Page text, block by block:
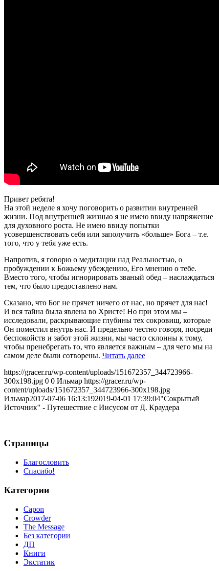
Привет ребята!
На этой неделе я хочу поговорить о развитии внутренней
жизни. Под внутренней жизнью я не имею ввиду напряжение
для духовного роста. Не имею ввиду попытки
усовершенствовать себя или заполучить «больше» Бога – т.е.
того, что у тебя уже есть.
Напротив, я говорю о медитации над Реальностью, о
пробуждении к Божьему убеждению, Его мнению о тебе.
Вместо того, чтобы игнорировать званый обед – наслаждаться
тем, что было предоставлено нам.
Сказано, что Бог не прячет ничего от нас, но прячет для нас!
И вся тайна была явлена во Христе! Но при этом мы –
исследовали, раскрывающие глубины тех сокровищ, которые
Он поместил внутрь нас. И предельно честно говоря, посреди
беспокойств и забот этой жизни, мы часто склонны к тому,
чтобы пренебрегать то, что является важным – для чего мы на
самом деле были сотворены. Читать далее
https://gracer.ru/wp-content/uploads/151672357_344723966-
300x198.jpg 0 0 Ильмар https://gracer.ru/wp-
content/uploads/151672357_344723966-300x198.jpg
Ильмар2017-07-06 16:13:192019-04-01 17:39:04"Cокрытый
Источник" - Путешествие с Иисусом от Д. Краудера
Страницы
Благословить
Спасибо!
Категории
Capon
Crowder
The Message
Без категории
ДП
Книги
Экстатик